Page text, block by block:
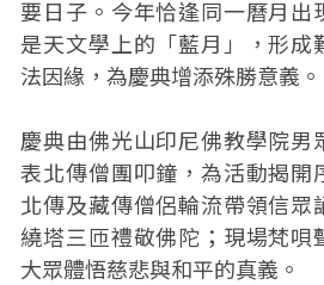
要日子。今年恰逢同一曆月出
是天文學上的「藍月」，形成
法因緣，為慶典增添殊勝意義。
慶典由佛光山印尼佛教學院男
表北傳僧團叩鐘，為活動揭開
北傳及藏傳僧侶輪流帶領信眾
繞塔三匝禮敬佛陀；現場梵唄
大眾體悟慈悲與和平的真義。